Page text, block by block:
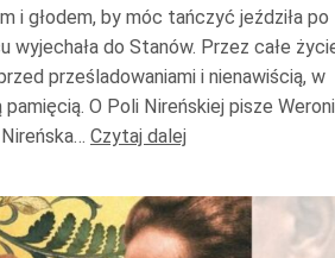
i głodem, by móc tańczyć jeździła po
wyjechała do Stanów. Przez całe
prześladowaniami i nienawiścią, w
O Poli Nireńskiej pisze
Czytaj dalej